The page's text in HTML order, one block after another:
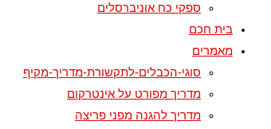
ספקי כח אוניברסלים
בית חכם
מאמרים
סוגי-הכבלים-לתקשורת-מדריך-מקיף
מדריך מפורט על אינטרקום
מדריך להגנה מפני פריצה